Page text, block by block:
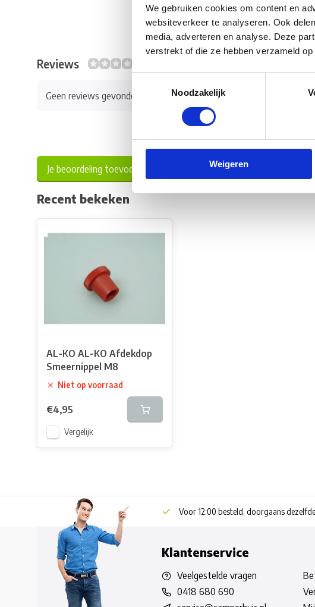
We gebruiken cookies om content en
websiteverkeer te analyseren. Ook
media, adverteren en analyse. Deze
verstrekt of die ze hebben verzameld
Noodzakelijk
Weigeren
Reviews
Geen reviews gevonden
Je beoordeling toevoegen
Recent bekeken
AL-KO AL-KO Afdekdop
Smeernippel M8
Niet op voorraad
€4,95
Vergelijk
Voor 12:00 besteld, doorgaans
Klantenservice
Veelgestelde vragen
0418 680 690